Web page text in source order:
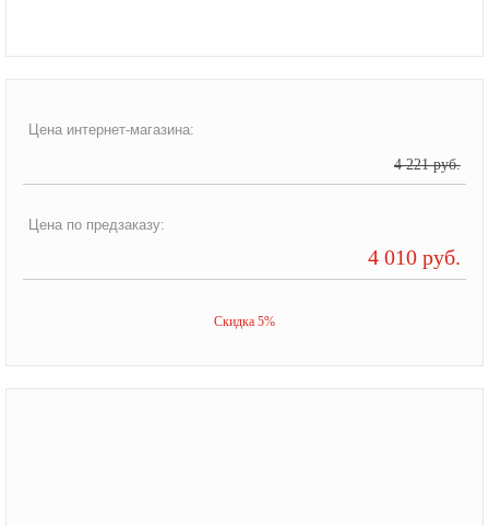
Цена интернет-магазина:
4 221 руб.
Цена по предзаказу:
4 010 руб.
Скидка 5%